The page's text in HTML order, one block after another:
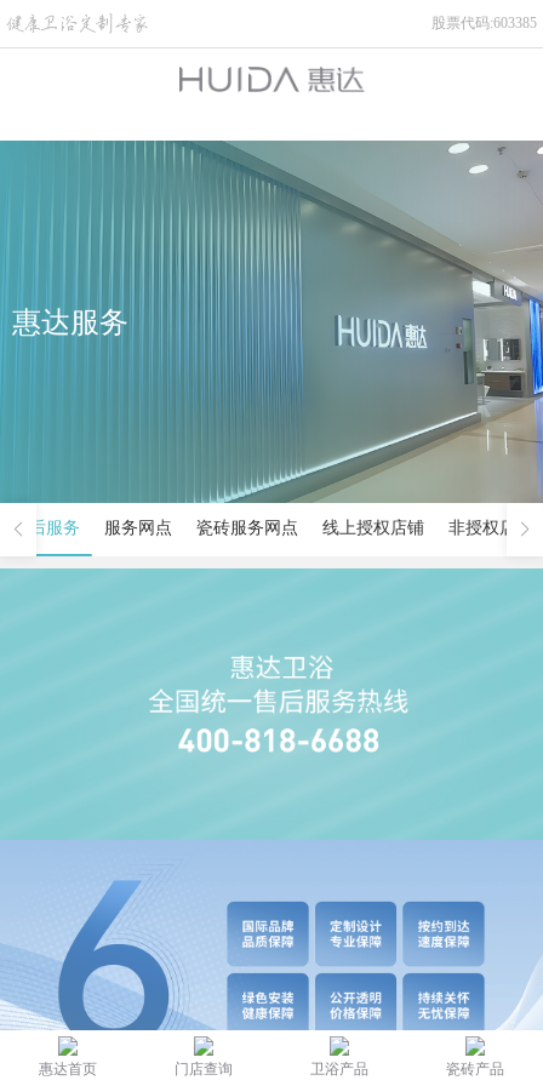
股票代码:603385
惠达服务
售后服务 服务网点 瓷砖服务网点 线上授权店铺 非授权店铺
惠达首页 门店查询 卫浴产品 瓷砖产品